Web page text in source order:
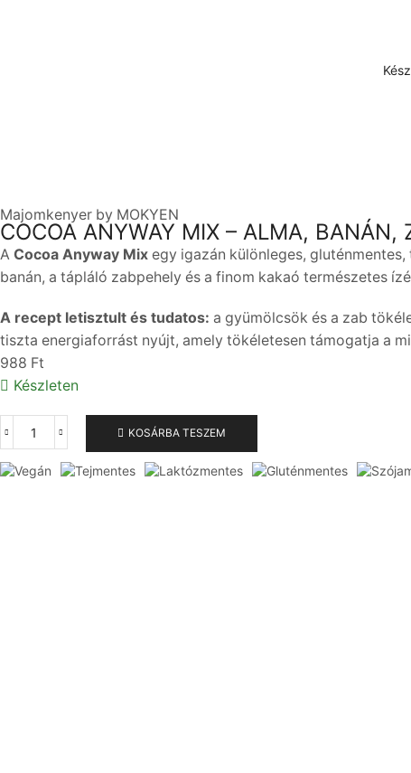
Majomkenyer by MOKYEN
COCOA ANYWAY MIX – ALMA, BANÁN,
A Cocoa Anyway Mix egy igazán különleges,
banán, a tápláló zabpehely és a finom kakaó természetes
A recept letisztult és tudatos: a gyümölcsök és a zab
tiszta energiaforrást nyújt, amely tökéletesen támogatja a
988 Ft
Készleten
KOSÁRBA TESZEM